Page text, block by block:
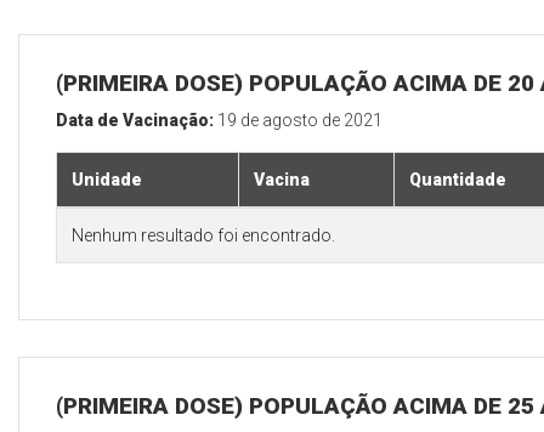
(PRIMEIRA DOSE) POPULAÇÃO ACIMA DE 20
Data de Vacinação: 19 de agosto de 2021
Unidade Vacina Quantidade
Nenhum resultado foi encontrado.
(PRIMEIRA DOSE) POPULAÇÃO ACIMA DE 25